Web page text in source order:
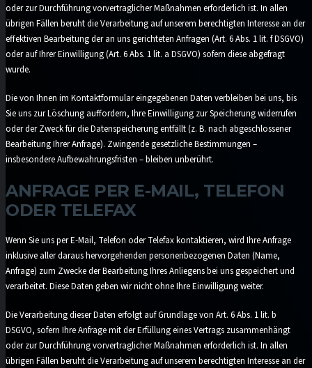
oder zur Durchführung vorvertraglicher Maßnahmen erforderlich ist. In allen
übrigen Fällen beruht die Verarbeitung auf unserem berechtigten Interesse an der
effektiven Bearbeitung der an uns gerichteten Anfragen (Art. 6 Abs. 1 lit. f DSGVO)
oder auf Ihrer Einwilligung (Art. 6 Abs. 1 lit. a DSGVO) sofern diese abgefragt
wurde.
Die von Ihnen im Kontaktformular eingegebenen Daten verbleiben bei uns, bis
Sie uns zur Löschung auffordern, Ihre Einwilligung zur Speicherung widerrufen
oder der Zweck für die Datenspeicherung entfällt (z. B. nach abgeschlossener
Bearbeitung Ihrer Anfrage). Zwingende gesetzliche Bestimmungen –
insbesondere Aufbewahrungsfristen – bleiben unberührt.
ANFRAGE PER E-MAIL, TELEFON
ODER TELEFAX
Wenn Sie uns per E-Mail, Telefon oder Telefax kontaktieren, wird Ihre Anfrage
inklusive aller daraus hervorgehenden personenbezogenen Daten (Name,
Anfrage) zum Zwecke der Bearbeitung Ihres Anliegens bei uns gespeichert und
verarbeitet. Diese Daten geben wir nicht ohne Ihre Einwilligung weiter.
Die Verarbeitung dieser Daten erfolgt auf Grundlage von Art. 6 Abs. 1 lit. b
DSGVO, sofern Ihre Anfrage mit der Erfüllung eines Vertrags zusammenhängt
oder zur Durchführung vorvertraglicher Maßnahmen erforderlich ist. In allen
übrigen Fällen beruht die Verarbeitung auf unserem berechtigten Interesse an der